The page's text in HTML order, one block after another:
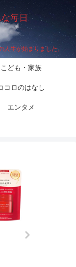
毎日
生が始まりました。
こども・家族
コロのはなし
エンタメ